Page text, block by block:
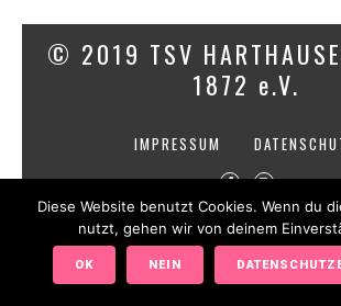
© 2019 TSV
1872 e.V.
IMPRESSUM
Diese Website benutzt Cookies. Wenn du
nutzt, gehen wir von deinem
OK NEIN